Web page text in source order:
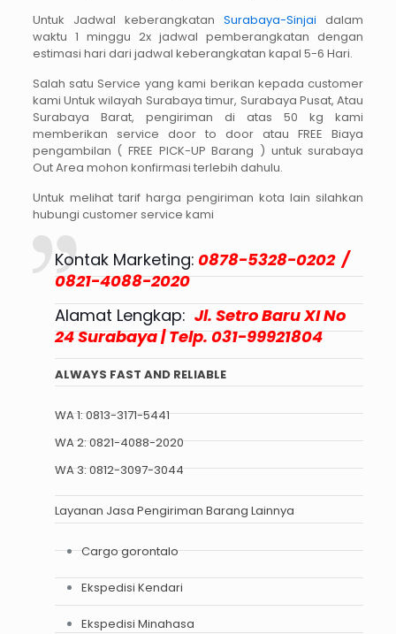
Untuk Jadwal keberangkatanSurabaya-Sinjai dalam
waktu 1 minggu 2x jadwal pemberangkatan dengan
estimasi hari dari jadwal keberangkatan kapal 5-6 Hari.
Salah satu Service yang kami berikan kepada customer
kami Untuk wilayah Surabaya timur, Surabaya Pusat, Atau
Surabaya Barat, pengiriman di atas 50 kg kami
memberikan service door to door atau FREE Biaya
pengambilan ( FREE PICK-UP Barang ) untuk surabaya
Out Area mohon konfirmasi terlebih dahulu.
Untuk melihat tarif harga pengiriman kota lain silahkan
hubungi customer service kami
Kontak Marketing: 0878-5328-0202 /
0821-4088-2020
Alamat Lengkap: Jl. Setro Baru XI No
24 Surabaya | Telp. 031-99921804
ALWAYS FAST AND RELIABLE
WA 1:0813-3171-5441
WA 2:0821-4088-2020
WA 3:0812-3097-3044
Layanan Jasa Pengiriman Barang Lainnya
Cargo gorontalo
Ekspedisi Kendari
Ekspedisi Minahasa